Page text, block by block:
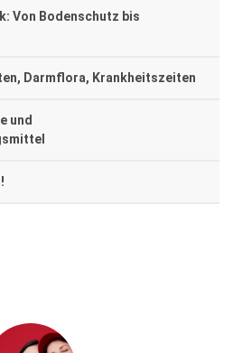
Von Bodenschutz bis
Darmflora, Krankheitszeiten
und